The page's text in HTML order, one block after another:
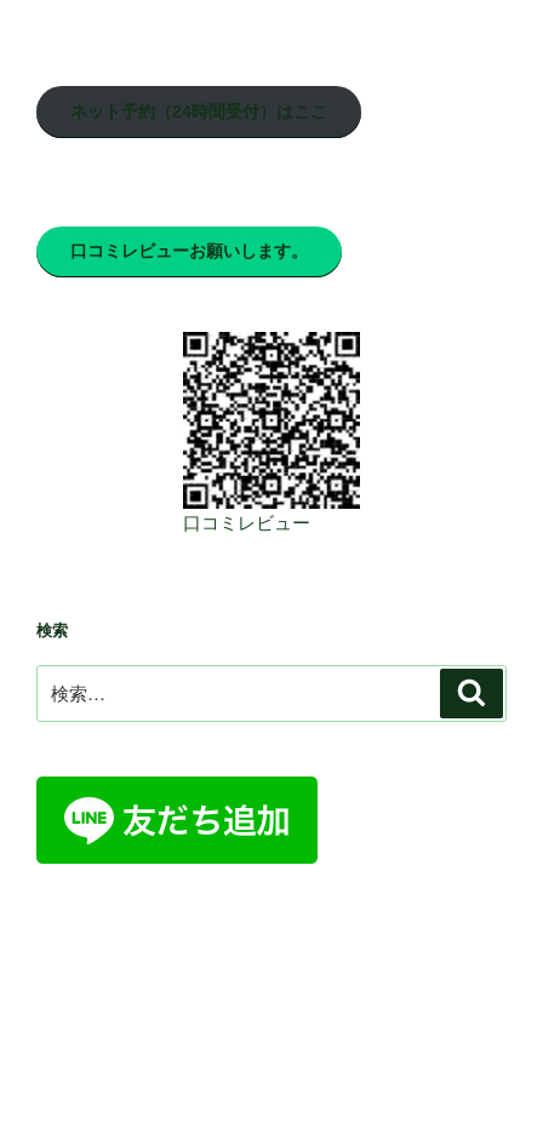
ネット予約（24時間受付）はここ
口コミレビューお願いします。
口コミレビュー
検索
索: